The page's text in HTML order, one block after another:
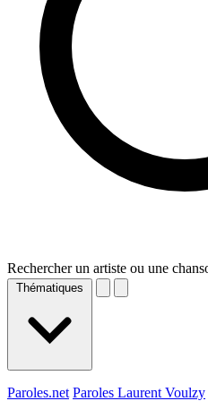
Rechercher un artiste ou une
Thématiques
Paroles.net Paroles Laurent Voulzy